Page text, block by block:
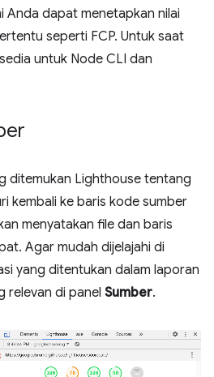
Anda dapat menetapkan nilai
seperti FCP. Untuk saat
untuk Node CLI dan
ditemukan Lighthouse tentang
kembali ke baris kode sumber
menyatakan file dan baris
Agar mudah dijelajahi di
yang ditentukan dalam laporan
relevan di panel Sumber.